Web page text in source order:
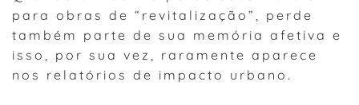
para obras de “revitalização”, perde
também parte de sua memória afetiva e
isso, por sua vez, raramente aparece
nos relatórios de impacto urbano.